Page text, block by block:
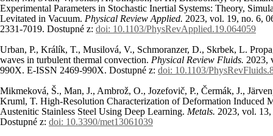
Experimental Parameters in Stochastic Inertial Systems: Theory,
Levitated in Vacuum. Physical Review Applied. 2023, vol. 19, no. 6,
2331-7019. Dostupné z: doi: 10.1103/PhysRevApplied.19.064059
Urban, P., Králík, T., Musilová, V., Schmoranzer, D., Skrbek, L.
waves in turbulent thermal convection. Physical Review Fluids. 2023,
990X. E-ISSN 2469-990X. Dostupné z: doi: 10.1103/
Mikmeková, Š., Man, J., Ambrož, O., Jozefovič, P., Čermák, J.,
Kruml, T. High-Resolution Characterization of Deformation Induced
Austenitic Stainless Steel Using Deep Learning. Metals. 2023, vol.
Dostupné z: doi: 10.3390/met13061039